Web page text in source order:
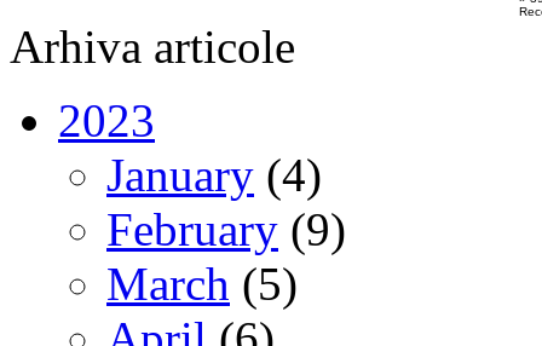
Arhiva articole
2023
January (4)
February (9)
March (5)